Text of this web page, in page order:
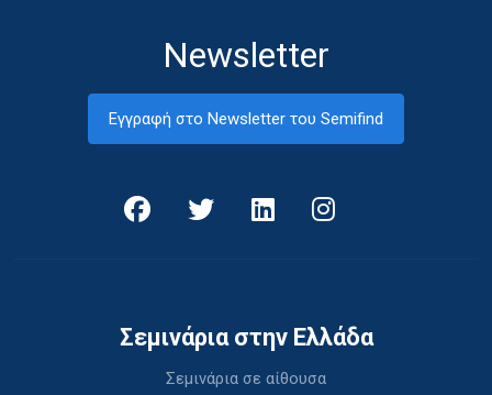
Newsletter
Εγγραφή στο Newsletter του Semifind
Σεμινάρια στην Ελλάδα
Σεμινάρια σε αίθουσα